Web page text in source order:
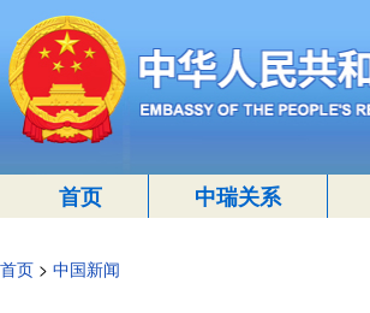
首页 中瑞关系
首页 > 中国新闻